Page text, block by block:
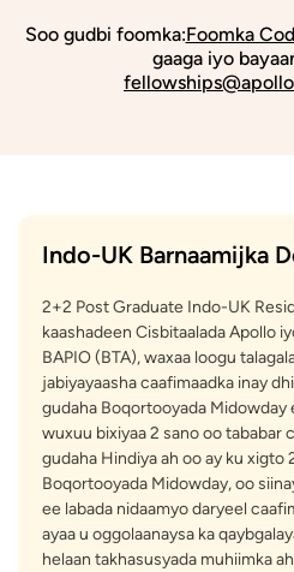
Soo gudbi foomka:Foomka
gaaga iyo
Indo-UK Barnaamijka
2+2 Post Graduate Indo-UK
kaashadeen Cisbitaalada Apollo
BAPIO (BTA), waxaa loogu
jabiyayaasha caafimaadka inay
gudaha Boqortooyada Midowday
wuxuu bixiyaa 2 sano oo tababar
gudaha Hindiya ah oo ay ku xigto
Boqortooyada Midowday, oo
ee labada nidaamyo daryeel
ayaa u oggolaanaysa ka
helaan takhasusyada muhiimka